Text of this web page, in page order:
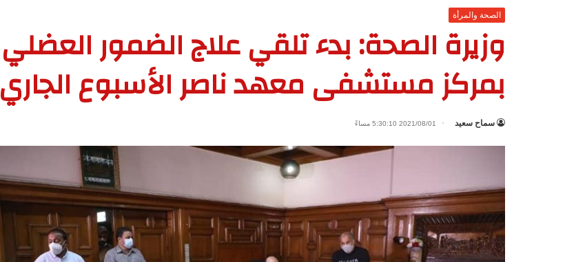
الصحة والمرأة
وزيرة الصحة: بدء تلقي علاج الضمور العضلي
بمركز مستشفى معهد ناصر الأسبوع الجاري
سماح سعيد 2021/08/01 5:30:10 مساءً